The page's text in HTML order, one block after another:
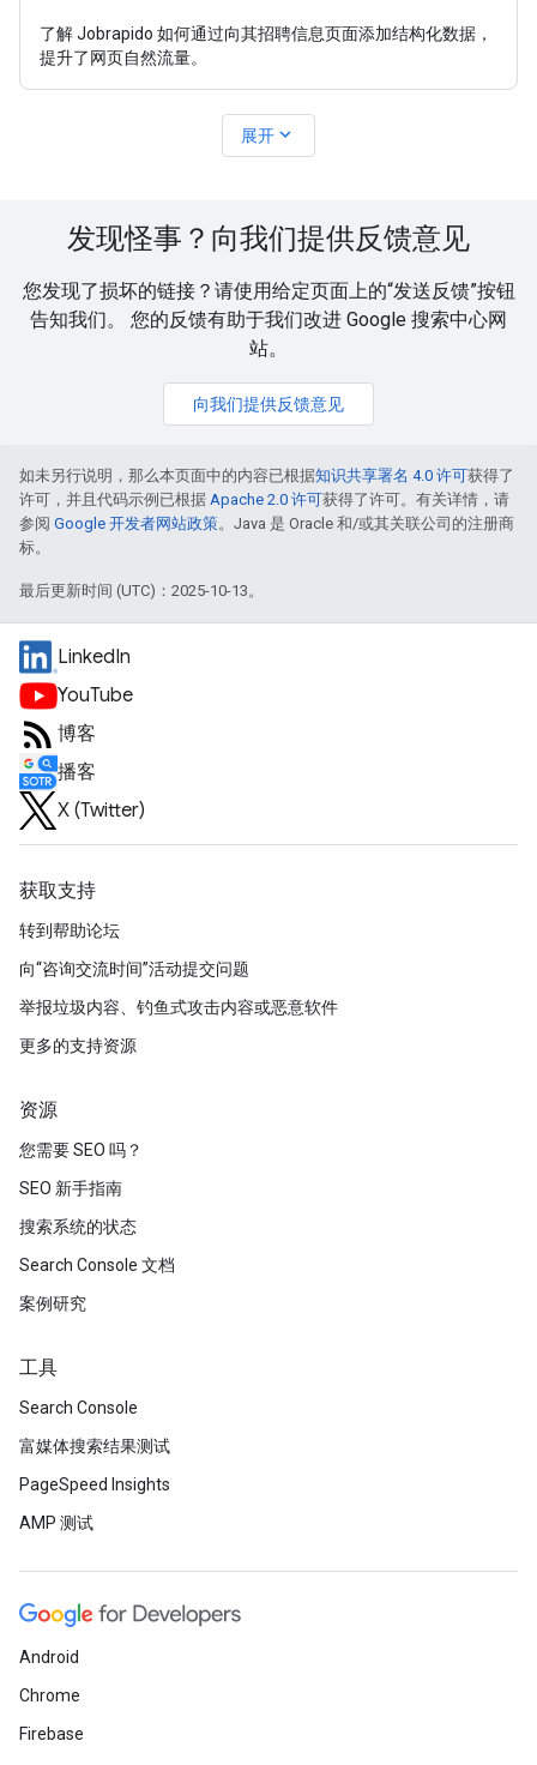
了解 Jobrapido 如何通过向其招聘信息页面添加结构化数据，
提升了网页自然流量。
展开 expand_more
发现怪事？向我们提供反馈意见
您发现了损坏的链接？请使用给定页面上的“发送反馈”按钮
告知我们。 您的反馈有助于我们改进 Google 搜索中心网
站。
向我们提供反馈意见
如未另行说明，那么本页面中的内容已根据知识共享署名 4.0 许可获得了
许可，并且代码示例已根据 Apache 2.0 许可获得了许可。有关详情，请
参阅 Google 开发者网站政策。Java 是 Oracle 和/或其关联公司的注册商
标。
最后更新时间 (UTC)：2025-10-13。
LinkedIn
YouTube
博客
播客
X (Twitter)
获取支持
转到帮助论坛
向“咨询交流时间”活动提交问题
举报垃圾内容、钓鱼式攻击内容或恶意软件
更多的支持资源
资源
您需要 SEO 吗？
SEO 新手指南
搜索系统的状态
Search Console 文档
案例研究
工具
Search Console
富媒体搜索结果测试
PageSpeed Insights
AMP 测试
Android
Chrome
Firebase